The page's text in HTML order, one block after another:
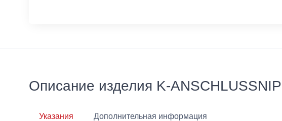
Описание изделия K-
Указания Дополнительная информация